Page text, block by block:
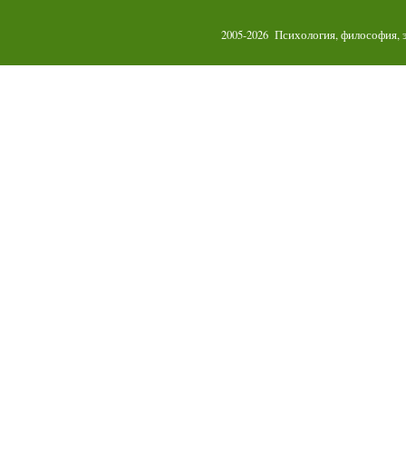
2005-2026 Психология, философия,